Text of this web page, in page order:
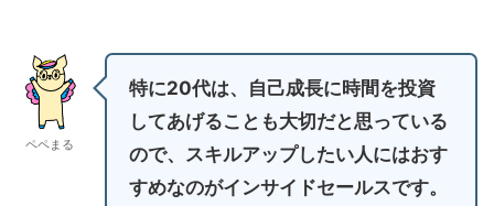
ペペまる
特に20代は、自己成長に時間を投資
してあげることも大切だと思っている
ので、スキルアップしたい人にはおす
すめなのがインサイドセールスです。